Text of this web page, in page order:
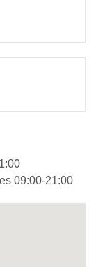
09:00-21:00